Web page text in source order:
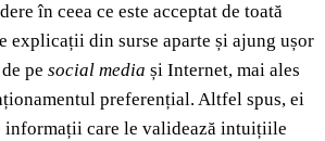
în ceea ce este acceptat de toată
explicații din surse aparte și ajung ușor
pe social media și Internet, mai ales
preferențial. Altfel spus, ei
informații care le validează intuițiile